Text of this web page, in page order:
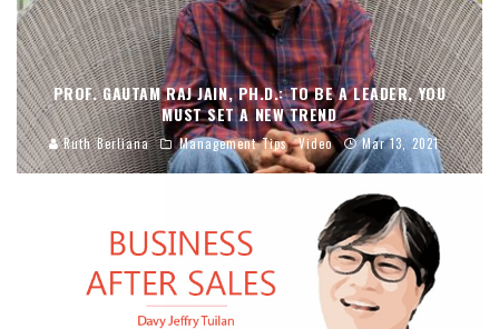
PROF. GAUTAM RAJ JAIN, PH.D.: TO BE A LEADER, YOU
MUST SET A NEW TREND
Ruth Berliana Management Tips Video Mar 13, 2021